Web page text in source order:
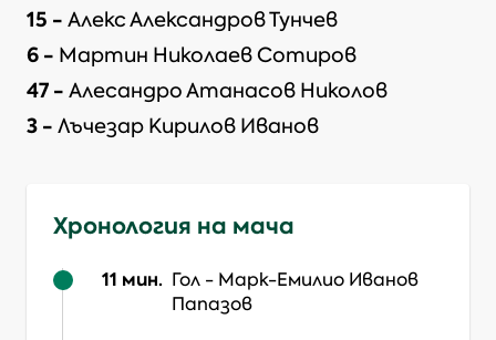
15 - Алекс Александров Тунчев
6 - Мартин Николаев Сотиров
47 - Алесандро Атанасов Николов
3 - Лъчезар Кирилов Иванов
Хронология на мача
11 мин. Гол - Марк-Емилио Иванов
Папазов